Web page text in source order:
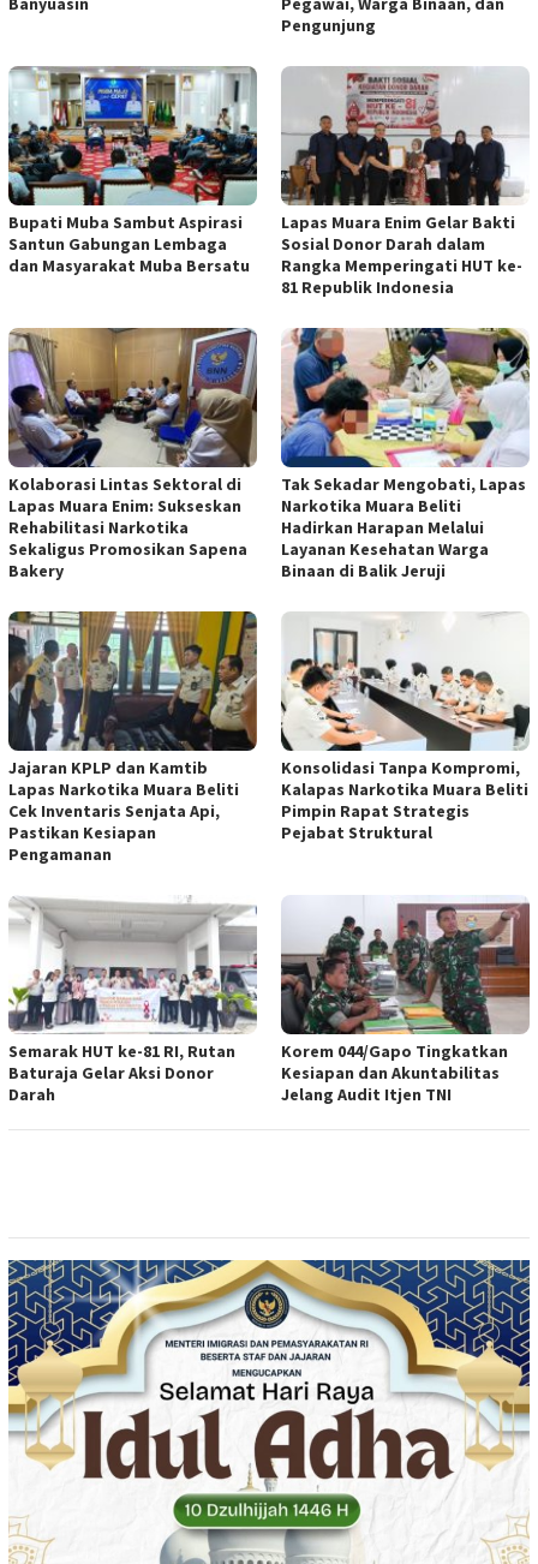
Pengunjung
Bupati Muba Sambut Aspirasi
Santun Gabungan Lembaga
dan Masyarakat Muba Bersatu
Lapas Muara Enim Gelar Bakti
Sosial Donor Darah dalam
Rangka Memperingati HUT ke-
81 Republik Indonesia
Kolaborasi Lintas Sektoral di
Lapas Muara Enim: Sukseskan
Rehabilitasi Narkotika
Sekaligus Promosikan Sapena
Bakery
Tak Sekadar Mengobati, Lapas
Narkotika Muara Beliti
Hadirkan Harapan Melalui
Layanan Kesehatan Warga
Binaan di Balik Jeruji
Jajaran KPLP dan Kamtib
Lapas Narkotika Muara Beliti
Cek Inventaris Senjata Api,
Pastikan Kesiapan
Pengamanan
Konsolidasi Tanpa Kompromi,
Kalapas Narkotika Muara Beliti
Pimpin Rapat Strategis
Pejabat Struktural
Semarak HUT ke-81 RI, Rutan
Baturaja Gelar Aksi Donor
Darah
Korem 044/Gapo Tingkatkan
Kesiapan dan Akuntabilitas
Jelang Audit Itjen TNI